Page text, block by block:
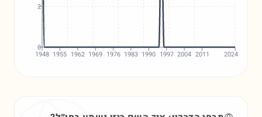
1948 1955 1962 1969 1976 1983 1990 1997 2004 2011 2024
0
2